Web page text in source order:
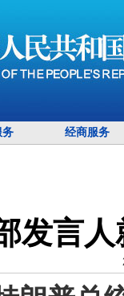
务 经商服务
发言